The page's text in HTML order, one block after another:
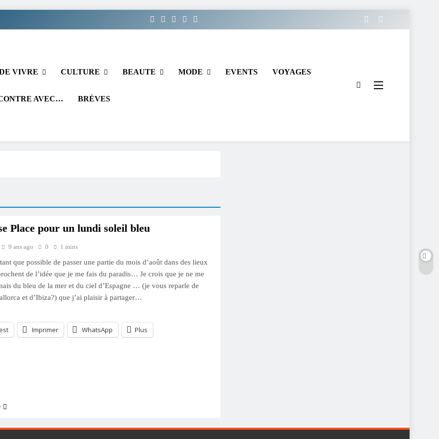
VIVRE CULTURE BEAUTE MODE EVENTS VOYAGES
AVEC… BRÈVES
Place pour un lundi soleil bleu
9 ans ago 0 1 mins
que possible de passer une partie du mois d’août dans des lieux
de l’idée que je me fais du paradis… Je crois que je ne me
du bleu de la mer et du ciel d’Espagne … (je vous reparle de
et d’Ibiza?) que j’ai plaisir à partager…
Imprimer WhatsApp Plus